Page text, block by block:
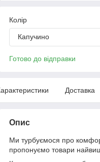
Колір
Капучино
Готово до відправки
Доставка
Опис
Ми турбуємося про
пропонуємо товари